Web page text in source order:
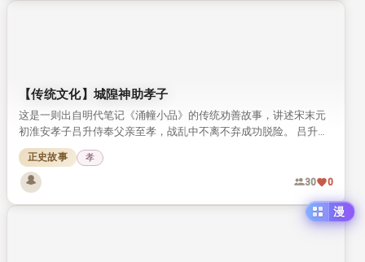
【传统文化】城隍神助孝子
这是一则出自明代笔记《涌幢小品》的传统劝善故事，讲述宋末元
初淮安孝子吕升侍奉父亲至孝，战乱中不离不弃成功脱险。 吕升家
的杏园被土豪霸占，求助城隍神后神明显灵惩戒恶人，最终帮孝子
收回园地，传递了百善孝为先的传统价值观。
正史故事 孝
30 0
漫